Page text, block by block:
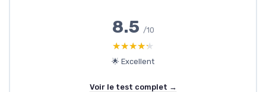
8.5 /10
★★★★★
★★★★★
🌟 Excellent
Voir le test complet →